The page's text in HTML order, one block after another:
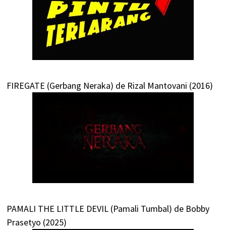
FIREGATE (Gerbang Neraka) de Rizal Mantovani (2016)
PAMALI THE LITTLE DEVIL (Pamali Tumbal) de Bobby
Prasetyo (2025)